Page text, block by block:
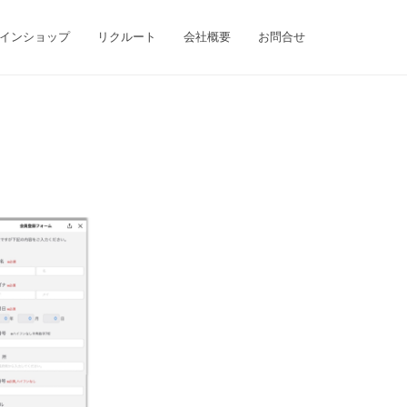
ンショップ リクルート 会社概要 お問合せ